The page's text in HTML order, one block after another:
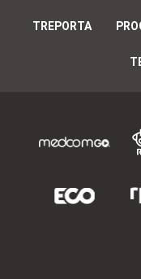
TREPORTA